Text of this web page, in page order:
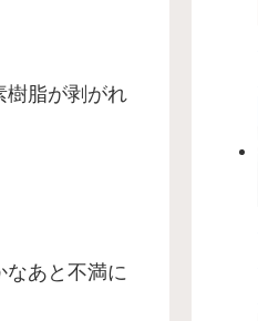
樹脂が剥がれ
あと不満に